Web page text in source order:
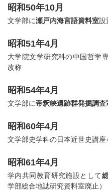
昭和50年10月
文学部に瀬戸内海言語資料室設
昭和51年4月
大学院文学研究科の中国哲学
改称
昭和54年4月
文学部に帝釈峡遺跡群発掘調査
昭和60年4月
文学部史学科の日本近世史講
昭和61年4月
学内共同教育研究施設として
学部総合地誌研究資料室廃止）